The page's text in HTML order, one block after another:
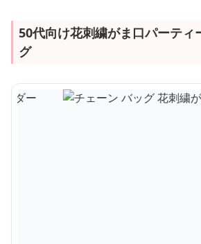
50代向け花刺繍がま口パーティ
グ